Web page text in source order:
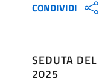
CONDIVIDI
SEDUTA
2025